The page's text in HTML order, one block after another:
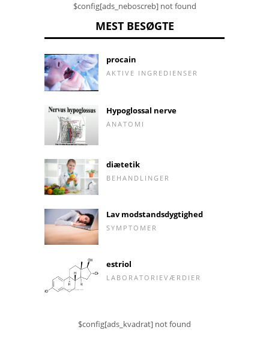
$config[ads_neboscreb] not found
MEST BESØGTE
procain
AKTIVE INGREDIENSER
Hypoglossal nerve
ANATOMI
diætetik
BEHANDLINGER
Lav modstandsdygtighed
SYMPTOMER
estriol
LABORATORIEVÆRDIER
$config[ads_kvadrat] not found